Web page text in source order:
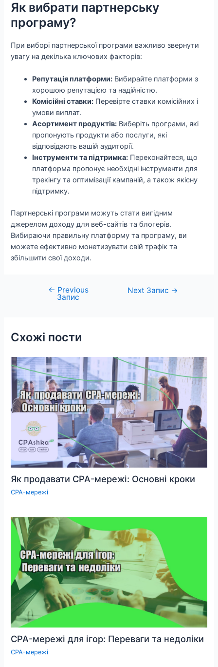
Як вибрати партнерську
програму?
При виборі партнерської програми важливо звернути
увагу на декілька ключових факторів:
Репутація платформи: Вибирайте платформи з
хорошою репутацією та надійністю.
Комісійні ставки: Перевірте ставки комісійних і
умови виплат.
Асортимент продуктів: Виберіть програми, які
пропонують продукти або послуги, які
відповідають вашій аудиторії.
Інструменти та підтримка: Переконайтеся, що
платформа пропонує необхідні інструменти для
трекінгу та оптимізації кампаній, а також якісну
підтримку.
Партнерські програми можуть стати вигідним
джерелом доходу для веб-сайтів та блогерів.
Вибираючи правильну платформу та програму, ви
можете ефективно монетизувати свій трафік та
збільшити свої доходи.
Навігація
← Previous
Запис
Next Запис →
Схожі пости
Як продавати CPA-мережі: Основні кроки
CPA-мережі
CPA-мережі для ігор: Переваги та недоліки
CPA-мережі